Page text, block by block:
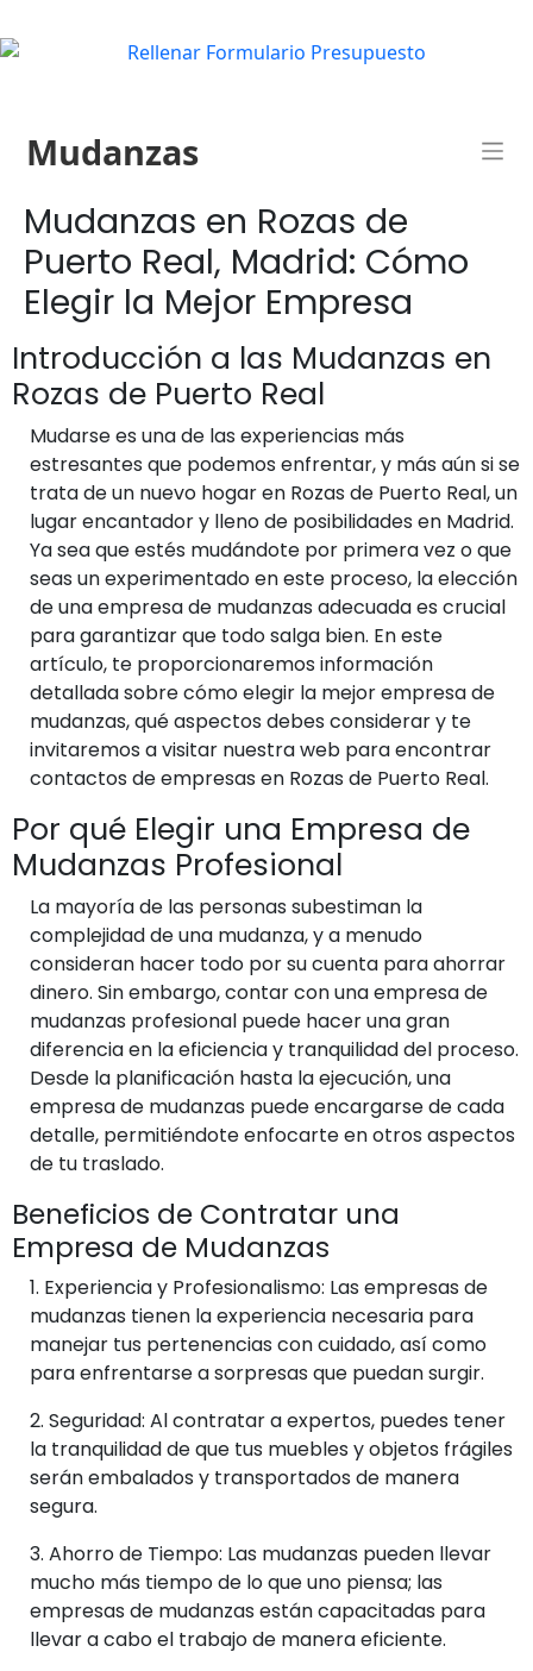
Mudanzas
Mudanzas en Rozas de
Puerto Real, Madrid: Cómo
Elegir la Mejor Empresa
Introducción a las Mudanzas en
Rozas de Puerto Real
Mudarse es una de las experiencias más
estresantes que podemos enfrentar, y más aún si se
trata de un nuevo hogar en Rozas de Puerto Real, un
lugar encantador y lleno de posibilidades en Madrid.
Ya sea que estés mudándote por primera vez o que
seas un experimentado en este proceso, la elección
de una empresa de mudanzas adecuada es crucial
para garantizar que todo salga bien. En este
artículo, te proporcionaremos información
detallada sobre cómo elegir la mejor empresa de
mudanzas, qué aspectos debes considerar y te
invitaremos a visitar nuestra web para encontrar
contactos de empresas en Rozas de Puerto Real.
Por qué Elegir una Empresa de
Mudanzas Profesional
La mayoría de las personas subestiman la
complejidad de una mudanza, y a menudo
consideran hacer todo por su cuenta para ahorrar
dinero. Sin embargo, contar con una empresa de
mudanzas profesional puede hacer una gran
diferencia en la eficiencia y tranquilidad del proceso.
Desde la planificación hasta la ejecución, una
empresa de mudanzas puede encargarse de cada
detalle, permitiéndote enfocarte en otros aspectos
de tu traslado.
Beneficios de Contratar una
Empresa de Mudanzas
1. Experiencia y Profesionalismo: Las empresas de
mudanzas tienen la experiencia necesaria para
manejar tus pertenencias con cuidado, así como
para enfrentarse a sorpresas que puedan surgir.
2. Seguridad: Al contratar a expertos, puedes tener
la tranquilidad de que tus muebles y objetos frágiles
serán embalados y transportados de manera
segura.
3. Ahorro de Tiempo: Las mudanzas pueden llevar
mucho más tiempo de lo que uno piensa; las
empresas de mudanzas están capacitadas para
llevar a cabo el trabajo de manera eficiente.